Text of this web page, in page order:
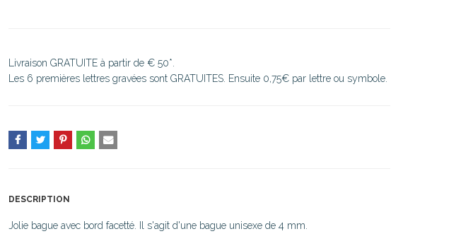
Livraison GRATUITE à partir de € 50*.
Les 6 premières lettres gravées sont GRATUITES. Ensuite 0,75€ par lettre ou symbole.
DESCRIPTION
Jolie bague avec bord facetté. Il s'agit d'une bague unisexe de 4 mm.